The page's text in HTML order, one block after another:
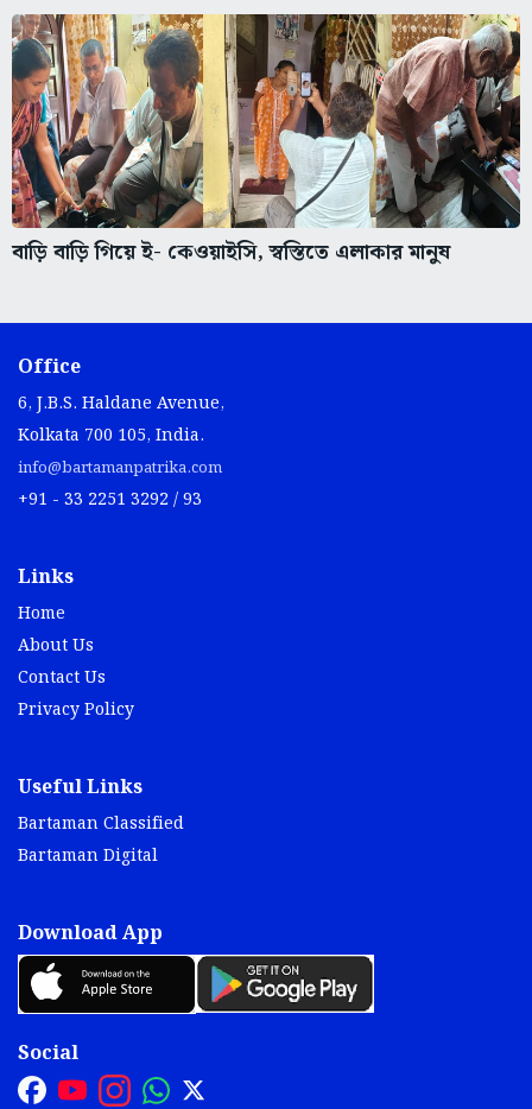
বাড়ি বাড়ি গিয়ে ই- কেওয়াইসি, স্বস্তিতে এলাকার মানুষ
Office
6, J.B.S. Haldane Avenue,
Kolkata 700 105, India.
info@bartamanpatrika.com
+91 - 33 2251 3292 / 93
Links
Home
About Us
Contact Us
Privacy Policy
Useful Links
Bartaman Classified
Bartaman Digital
Download App
Social